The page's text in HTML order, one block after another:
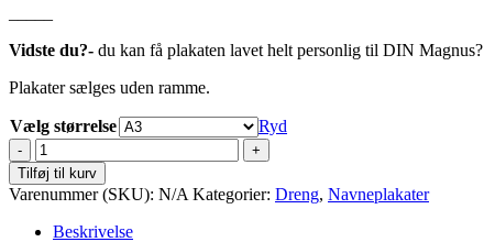
Vidste du?- du kan få plakaten lavet helt personlig til DIN Magnus?
Plakater sælges uden ramme.
Vælg størrelse
Ryd
Magnus
antal
Tilføj til kurv
Varenummer (SKU): N/A Kategorier: Dreng, Navneplakater
Beskrivelse